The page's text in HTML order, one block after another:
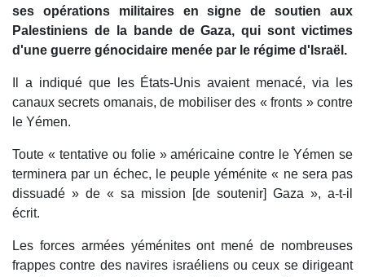
ses opérations militaires en signe de soutien aux
Palestiniens de la bande de Gaza, qui sont victimes
d'une guerre génocidaire menée par le régime d'Israël.
Il a indiqué que les États-Unis avaient menacé, via les
canaux secrets omanais, de mobiliser des « fronts » contre
le Yémen.
Toute « tentative ou folie » américaine contre le Yémen se
terminera par un échec, le peuple yéménite « ne sera pas
dissuadé » de « sa mission [de soutenir] Gaza », a-t-il
écrit.
Les forces armées yéménites ont mené de nombreuses
frappes contre des navires israéliens ou ceux se dirigeant